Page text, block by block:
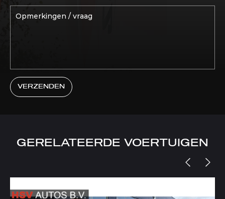
VERZENDEN
GERELATEERDE VOERTUIGEN